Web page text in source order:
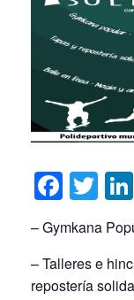
– Gymkana
– Talleres e
repostería